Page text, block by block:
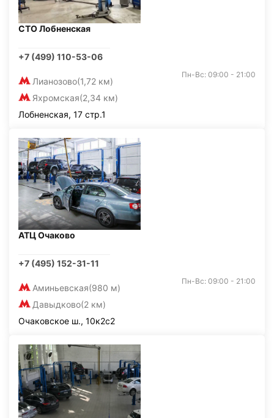
СТО Лобненская
+7 (499) 110-53-06
Лианозово(1,72 км)
Яхромская(2,34 км)
Пн-Вс: 09:00 - 21:00
Лобненская, 17 стр.1
АТЦ Очаково
+7 (495) 152-31-11
Аминьевская(980 м)
Давыдково(2 км)
Пн-Вс: 09:00 - 21:00
Очаковское ш., 10к2с2